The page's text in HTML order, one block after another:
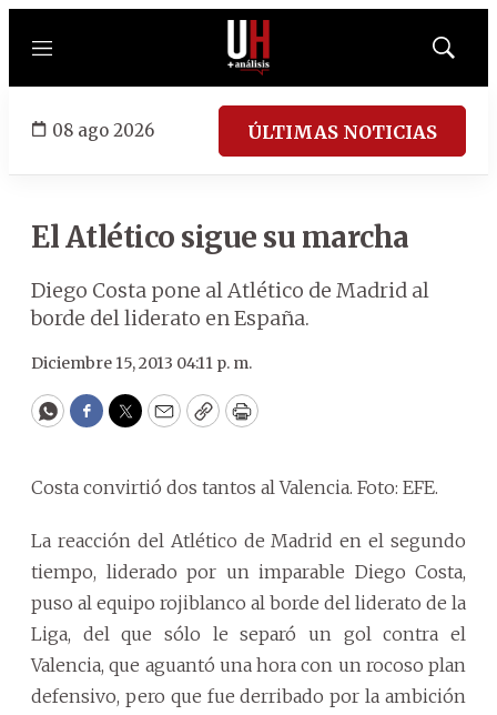
Menú
Mostrar
08 ago 2026 ÚLTIMAS NOTICIAS
El Atlético sigue su marcha
Diego Costa pone al Atlético de Madrid al
borde del liderato en España.
Diciembre 15, 2013 04:11 p. m.
WhatsApp
Facebook
Twitter
EmailCopyPrint
Costa convirtió dos tantos al Valencia. Foto: EFE.
La reacción del Atlético de Madrid en el segundo
tiempo, liderado por un imparable Diego Costa,
puso al equipo rojiblanco al borde del liderato de la
Liga, del que sólo le separó un gol contra el
Valencia, que aguantó una hora con un rocoso plan
defensivo, pero que fue derribado por la ambición